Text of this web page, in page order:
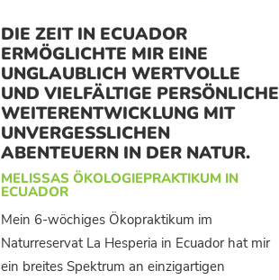
DIE ZEIT IN ECUADOR
ERMÖGLICHTE MIR EINE
UNGLAUBLICH WERTVOLLE
UND VIELFÄLTIGE PERSÖNLICHE
WEITERENTWICKLUNG MIT
UNVERGESSLICHEN
ABENTEUERN IN DER NATUR.
MELISSAS ÖKOLOGIEPRAKTIKUM IN
ECUADOR
Mein 6-wöchiges Ökopraktikum im
Naturreservat La Hesperia in Ecuador hat mir
ein breites Spektrum an einzigartigen